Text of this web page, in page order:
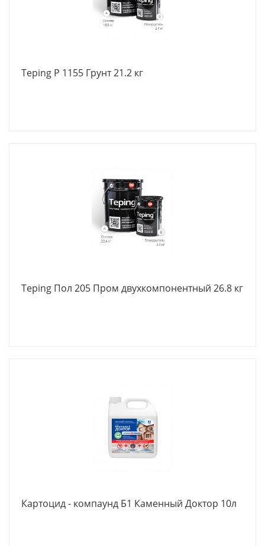
Teping Р 1155 Грунт 21.2 кг
Teping Пол 205 Пром двухкомпонентный 26.8 кг
Картоцид - компаунд Б1 Каменный Доктор 10л